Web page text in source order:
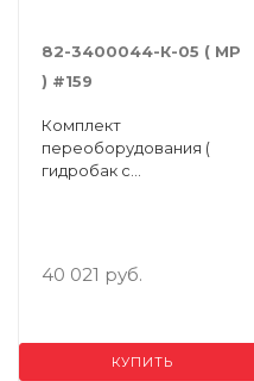
82-3400044-К-05 ( MP
) #159
Комплект
переоборудования (
гидробак с
40 021 руб.
КУПИТЬ